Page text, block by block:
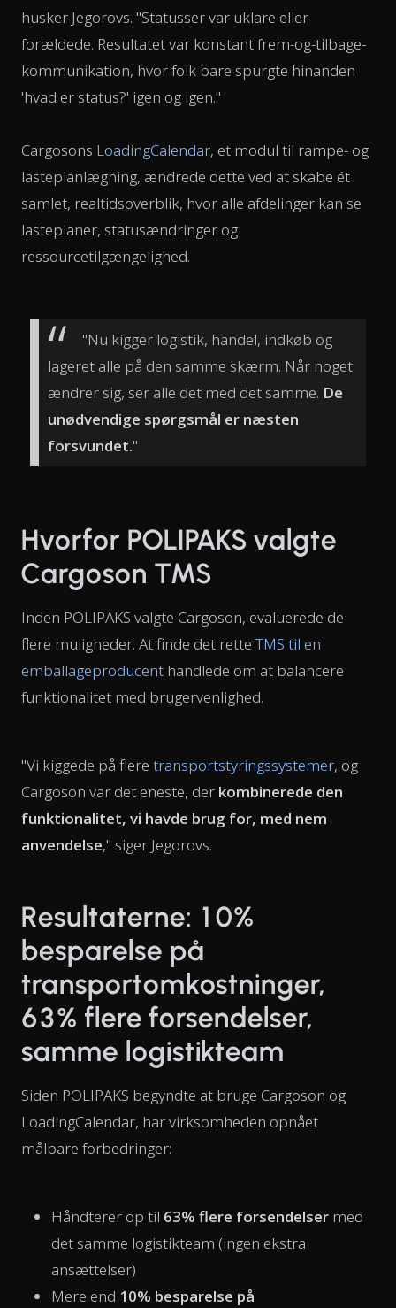
husker Jegorovs. "Statusser var uklare eller
forældede. Resultatet var konstant frem-og-tilbage-
kommunikation, hvor folk bare spurgte hinanden
'hvad er status?' igen og igen."
Cargosons LoadingCalendar, et modul til rampe- og
lasteplanlægning, ændrede dette ved at skabe ét
samlet, realtidsoverblik, hvor alle afdelinger kan se
lasteplaner, statusændringer og
ressourcetilgængelighed.
"Nu kigger logistik, handel, indkøb og
lageret alle på den samme skærm. Når noget
ændrer sig, ser alle det med det samme. De
unødvendige spørgsmål er næsten
forsvundet."
Hvorfor POLIPAKS valgte
Cargoson TMS
Inden POLIPAKS valgte Cargoson, evaluerede de
flere muligheder. At finde det rette TMS til en
emballageproducent handlede om at balancere
funktionalitet med brugervenlighed.
"Vi kiggede på flere transportstyringssystemer, og
Cargoson var det eneste, der kombinerede den
funktionalitet, vi havde brug for, med nem
anvendelse," siger Jegorovs.
Resultaterne: 10%
besparelse på
transportomkostninger,
63% flere forsendelser,
samme logistikteam
Siden POLIPAKS begyndte at bruge Cargoson og
LoadingCalendar, har virksomheden opnået
målbare forbedringer:
Håndterer op til 63% flere forsendelser med
det samme logistikteam (ingen ekstra
ansættelser)
Mere end 10% besparelse på